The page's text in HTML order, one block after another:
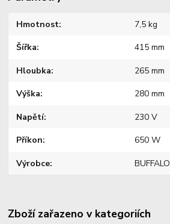
Hmotnost 7,5 kg
Šířka 415 mm
Hloubka 265 mm
Výška 280 mm
Napětí 230 V
Příkon 650 W
Výrobce BUFFALO
Zboží zařazeno v kategoriích